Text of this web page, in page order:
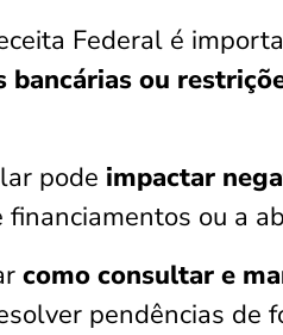
Federal é
bancárias ou
pode impactar
ou a
como consultar e
pendências de